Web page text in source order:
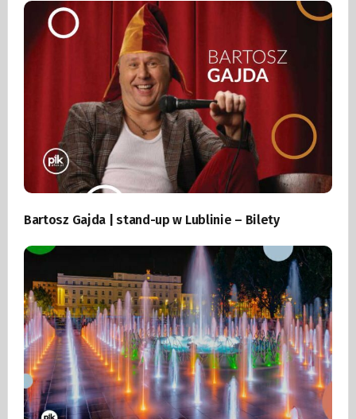
Bartosz Gajda | stand-up w Lublinie – Bilety